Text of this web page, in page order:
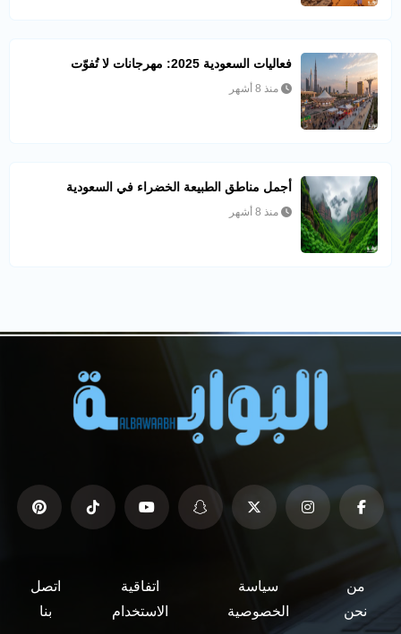
فعاليات السعودية 2025: مهرجانات لا تُفوّت
منذ 8 أشهر
أجمل مناطق الطبيعة الخضراء في السعودية
منذ 8 أشهر
من
نحن
سياسة
الخصوصية
اتفاقية
الاستخدام
اتصل
بنا